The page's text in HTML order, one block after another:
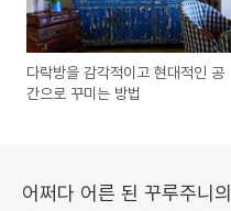
다락방을 감각적이고 현대적인 공
간으로 꾸미는 방법
어쩌다 어른 된 꾸루주니